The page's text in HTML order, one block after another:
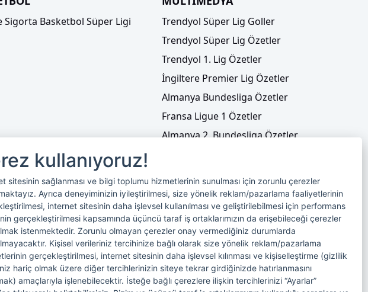
Sigorta Basketbol Süper Ligi
Trendyol Süper Lig Goller
Trendyol Süper Lig Özetler
Trendyol 1. Lig Özetler
İngiltere Premier Lig Özetler
Almanya Bundesliga Özetler
Fransa Ligue 1 Özetler
Almanya 2. Bundesliga Özetler
Video Liste
Foto Galeriler
kullanıyoruz!
sitesinin sağlanması ve bilgi toplumu hizmetlerinin sunulması için zorunlu çerezler
Ayrıca deneyiminizin iyileştirilmesi, size yönelik reklam/pazarlama faaliyetlerinin
internet sitesinin daha işlevsel kullanılması ve geliştirilebilmesi için performans
gerçekleştirilmesi kapsamında üçüncü taraf iş ortaklarımızın da erişebileceği çerezler
istenmektedir. Zorunlu olmayan çerezler onay vermediğiniz durumlarda
Kişisel verileriniz tercihinize bağlı olarak size yönelik reklam/pazarlama
gerçekleştirilmesi, internet sitesinin daha işlevsel kılınması ve kişiselleştirme (gizlilik
hariç olmak üzere diğer tercihlerinizin siteye tekrar girdiğinizde hatırlanmasını
amaçlarıyla işlenebilecektir. İsteğe bağlı çerezlere ilişkin tercihlerinizi “Ayarlar”